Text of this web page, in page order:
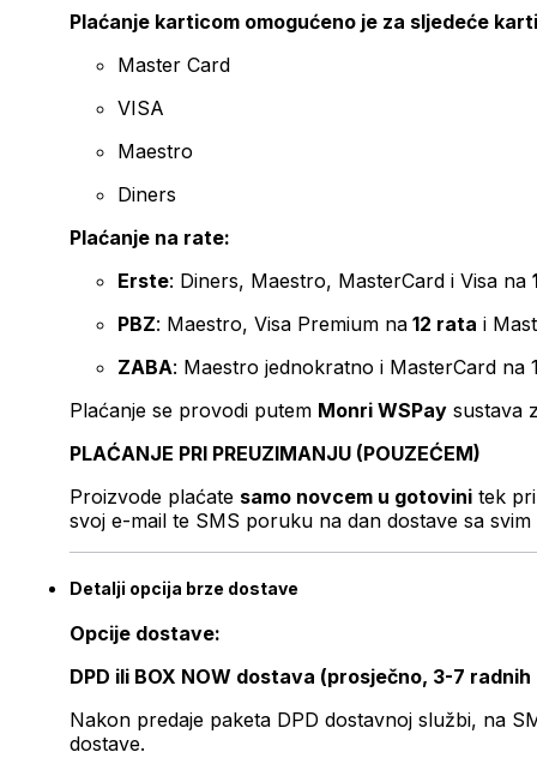
Plaćanje karticom omogućeno je za sljedeće
Master Card
VISA
Maestro
Diners
Plaćanje na rate:
Erste: Diners, Maestro, MasterCard i Visa na
PBZ: Maestro, Visa Premium na 12 rata i
ZABA: Maestro jednokratno i MasterCard na
Plaćanje se provodi putem Monri WSPay sustava
PLAĆANJE PRI PREUZIMANJU (POUZEĆEM)
Proizvode plaćate samo novcem u gotovini tek
svoj e-mail te SMS poruku na dan dostave sa svim
Detalji opcija brze dostave
Opcije dostave:
DPD ili BOX NOW dostava (prosječno, 3-7 radnih
Nakon predaje paketa DPD dostavnoj službi, na
dostave.